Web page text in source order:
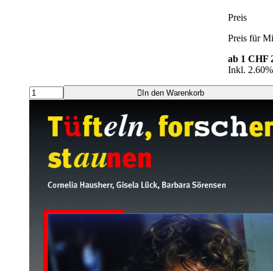
Preis
Preis für
ab 1 CHF
Inkl.
In den Warenkorb